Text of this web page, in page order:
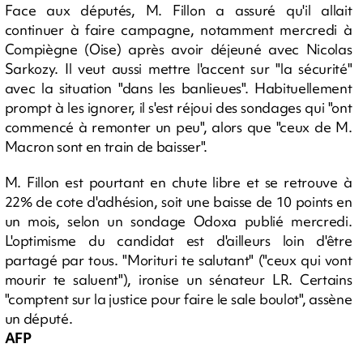
Face aux députés, M. Fillon a assuré qu'il allait
continuer à faire campagne, notamment mercredi à
Compiègne (Oise) après avoir déjeuné avec Nicolas
Sarkozy. Il veut aussi mettre l'accent sur "la sécurité"
avec la situation "dans les banlieues". Habituellement
prompt à les ignorer, il s'est réjoui des sondages qui "ont
commencé à remonter un peu", alors que "ceux de M.
Macron sont en train de baisser".
M. Fillon est pourtant en chute libre et se retrouve à
22% de cote d'adhésion, soit une baisse de 10 points en
un mois, selon un sondage Odoxa publié mercredi.
L'optimisme du candidat est d'ailleurs loin d'être
partagé par tous. "Morituri te salutant" ("ceux qui vont
mourir te saluent"), ironise un sénateur LR. Certains
"comptent sur la justice pour faire le sale boulot", assène
un député.
AFP